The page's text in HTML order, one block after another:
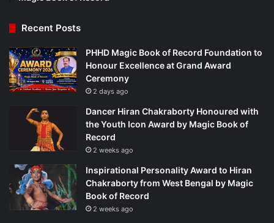
Recent Posts
PHHD Magic Book of Record Foundation to
Honour Excellence at Grand Award
Ceremony
2 days ago
Dancer Hiran Chakraborty Honoured with
the Youth Icon Award by Magic Book of
Record
2 weeks ago
Inspirational Personality Award to Hiran
Chakraborty from West Bengal by Magic
Book of Record
2 weeks ago